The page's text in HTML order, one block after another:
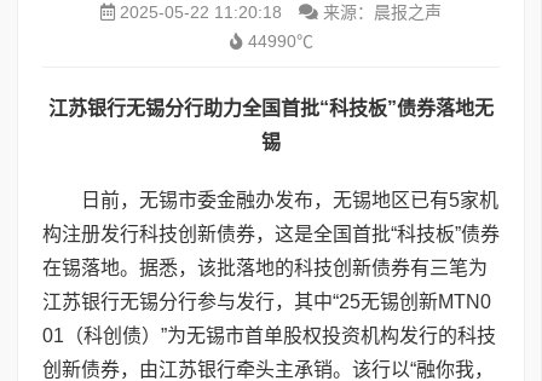
2025-05-22 11:20:18
来源：晨报之声
44990℃
江苏银行无锡分行助力全国首批“科技板”债券落地无
锡
日前，无锡市委金融办发布，无锡地区已有5家机
构注册发行科技创新债券，这是全国首批“科技板”债券
在锡落地。据悉，该批落地的科技创新债券有三笔为
江苏银行无锡分行参与发行，其中“25无锡创新MTN0
01（科创债）”为无锡市首单股权投资机构发行的科技
创新债券，由江苏银行牵头主承销。该行以“融你我，